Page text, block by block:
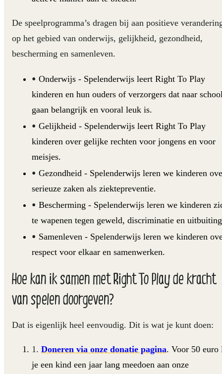
De speelprogramma’s dragen bij aan positieve
op het gebied van onderwijs, gelijkheid, gezondheid,
bescherming en samenleven.
Onderwijs - Spelenderwijs leert Right To Play
kinderen en hun ouders of verzorgers dat naar
gaan belangrijk en vooral leuk is.
Gelijkheid - Spelenderwijs leert Right To Play
kinderen over gelijke rechten voor jongens en voor
meisjes.
Gezondheid - Spelenderwijs leren we kinderen
serieuze zaken als ziektepreventie.
Bescherming - Spelenderwijs leren we kinderen
te wapenen tegen geweld, discriminatie en
Samenleven - Spelenderwijs leren we kinderen
respect voor elkaar en samenwerken.
Hoe kan ik samen met Right To Play de kracht
van spelen doorgeven?
Dat is eigenlijk heel eenvoudig. Dit is wat je kunt doen:
Doneren via onze donatie pagina. Voor 50 euro
je een kind een jaar lang meedoen aan onze